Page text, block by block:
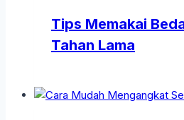
Tips Memakai
Tahan Lama